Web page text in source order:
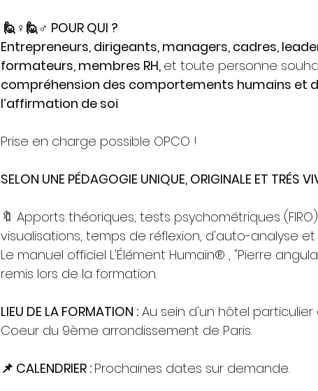
🙋♀️🙋♂️ POUR QUI ?
Entrepreneurs, dirigeants, managers, cadres,
formateurs, membres RH, et toute personne
compréhension des comportements humains et
l’affirmation de soi.
Prise en charge possible OPCO !
SELON UNE PÉDAGOGIE UNIQUE, ORIGINALE ET TRÉS
🔖 Apports théoriques, tests psychométriques
visualisations, temps de réflexion, d'auto-analyse
Le manuel officiel L'Élément Humain® , "Pierre
remis lors de la formation.
LIEU DE LA FORMATION : Au sein d'un hôtel
Coeur du 9ème arrondissement de Paris.
📌 CALENDRIER : Prochaines dates sur demande.